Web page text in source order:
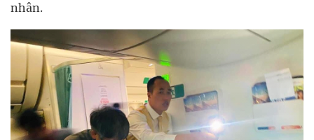
nhân.